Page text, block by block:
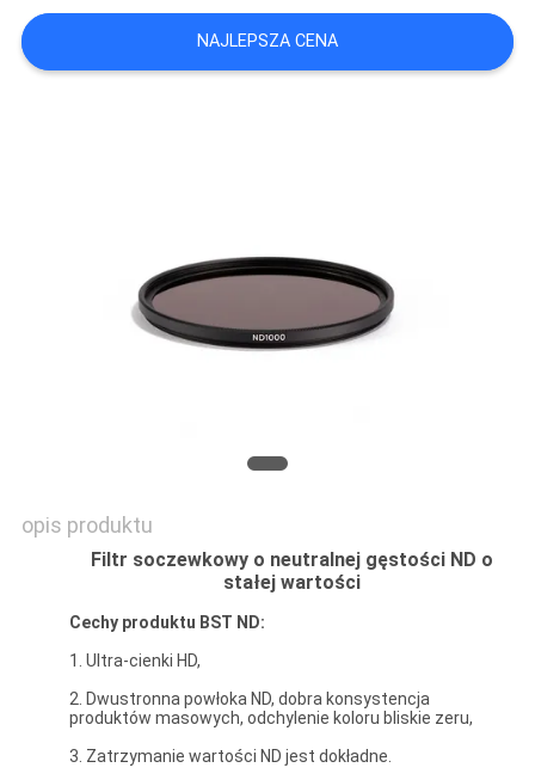
SITEMAP
NAJLEPSZA CENA
opis produktu
Filtr soczewkowy o neutralnej gęstości ND o
stałej wartości
Cechy produktu BST ND:
1. Ultra-cienki HD,
2. Dwustronna powłoka ND, dobra konsystencja
produktów masowych, odchylenie koloru bliskie zeru,
3. Zatrzymanie wartości ND jest dokładne.